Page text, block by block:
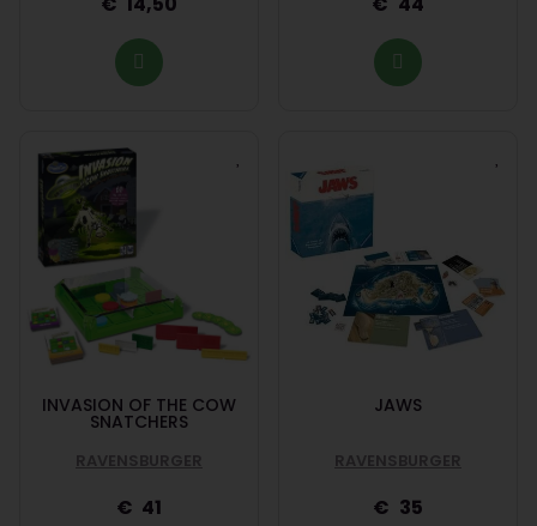
INVASION OF THE COW
SNATCHERS
RAVENSBURGER
41
JAWS
RAVENSBURGER
35